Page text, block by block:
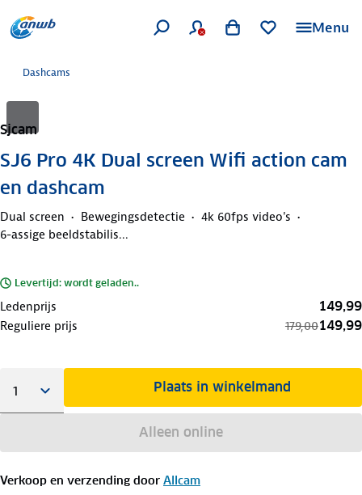
Menu
Dashcams
Sjcam
SJ6 Pro 4K Dual screen Wifi action cam
en dashcam
Dual screen Bewegingsdetectie
4k 60fps video's
6-assige beeldstabilis...
Levertijd: wordt geladen..
Ledenprijs 149,99
Reguliere prijs 179,00149,99
Plaats in winkelmand
Alleen online
Verkoop en verzending door Allcam